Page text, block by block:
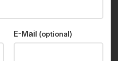
E-Mail (optional)